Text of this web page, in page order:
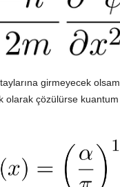
girmeyecek
olarak çözülürse kuantum